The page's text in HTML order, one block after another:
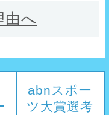
由へ
abnスポー
ツ大賞選考